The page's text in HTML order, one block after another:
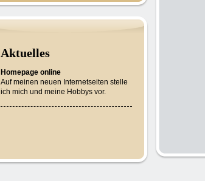
Aktuelles
Homepage online
Auf meinen neuen Internetseiten stelle
ich mich und meine Hobbys vor.